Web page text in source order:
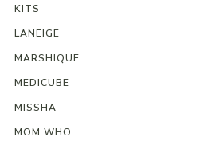
KITS
LANEIGE
MARSHIQUE
MEDICUBE
MISSHA
MOM WHO